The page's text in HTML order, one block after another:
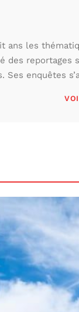
ans les
des
Ses enquêtes